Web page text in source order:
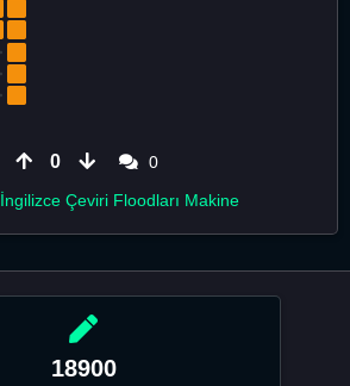
0
0
İngilizce Çeviri Floodları Makine
18900